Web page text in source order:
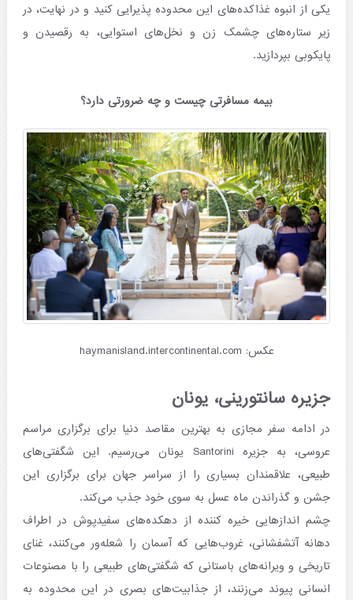
یکی از انبوه غذاکده‌های این محدوده پذیرایی کنید و در نهایت، در
زیر ستاره‌های چشمک زن و نخل‌های استوایی، به رقصیدن و
پایکوبی بپردازید.
بیمه مسافرتی چیست و چه ضرورتی دارد؟
عکس: haymanisland.intercontinental.com
جزیره سانتورینی، یونان
در ادامه سفر مجازی به بهترین مقاصد دنیا برای برگزاری مراسم
عروسی، به جزیره Santorini یونان می‌رسیم. این شگفتی‌های
طبیعی، علاقمندان بسیاری را از سراسر جهان برای برگزاری این
جشن و گذراندن ماه عسل به سوی خود جذب می‌کند.
چشم اندازهایی خیره کننده از دهکده‌های سفیدپوش در اطراف
دهانه آتشفشانی، غروب‌هایی که آسمان را شعله‌‌ور می‌کنند، غنای
تاریخی و ویرانه‌های باستانی که شگفتی‌های طبیعی را با مصنوعات
انسانی پیوند می‌زنند، از جذابیت‌های بصری در این محدوده به